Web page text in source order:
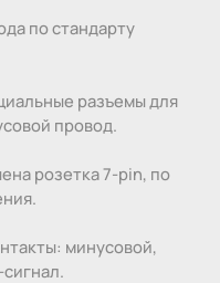
по стандарту
разъемы для
провод.
розетка 7-pin, по
минусовой,